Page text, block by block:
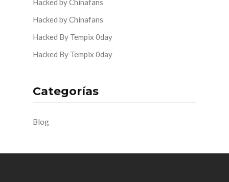
Hacked by Chinafans
Hacked By Tempix 0day
Hacked By Tempix 0day
Categorías
Blog